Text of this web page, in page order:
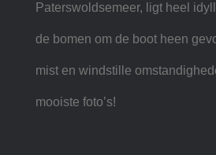
Paterswoldsemeer, ligt heel
de bomen om de boot heen
mist en windstille
mooiste foto’s!